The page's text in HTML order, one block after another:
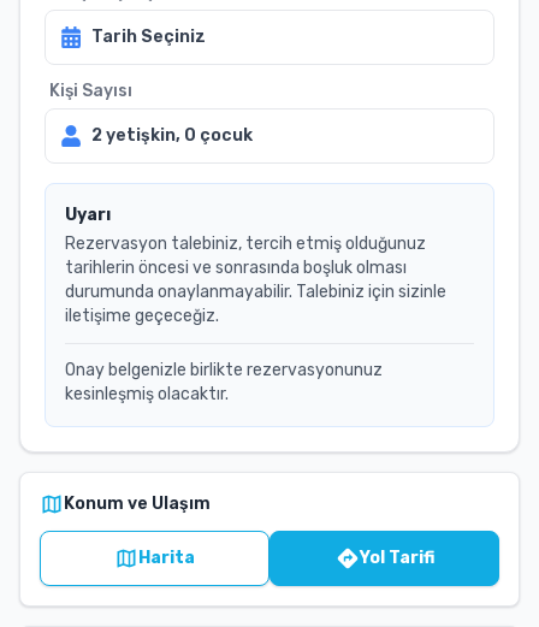
Tarih Seçiniz
Kişi Sayısı
2yetişkin, 0 çocuk
Uyarı
Rezervasyon talebiniz, tercih etmiş olduğunuz
tarihlerin öncesi ve sonrasında boşluk olması
durumunda onaylanmayabilir. Talebiniz için sizinle
iletişime geçeceğiz.
Onay belgenizle birlikte rezervasyonunuz
kesinleşmiş olacaktır.
Konum ve Ulaşım
Harita Yol Tarifi